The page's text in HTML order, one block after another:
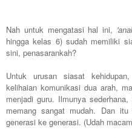
Nah untuk mengatasi hal ini,
hingga kelas 6) sudah memiliki
sini, penasarankah?
Untuk urusan siasat
kelihaian komunikasi dua arah,
menjadi guru. Ilmunya
memang sangat mudah. Dan
generasi ke generasi. (Udah